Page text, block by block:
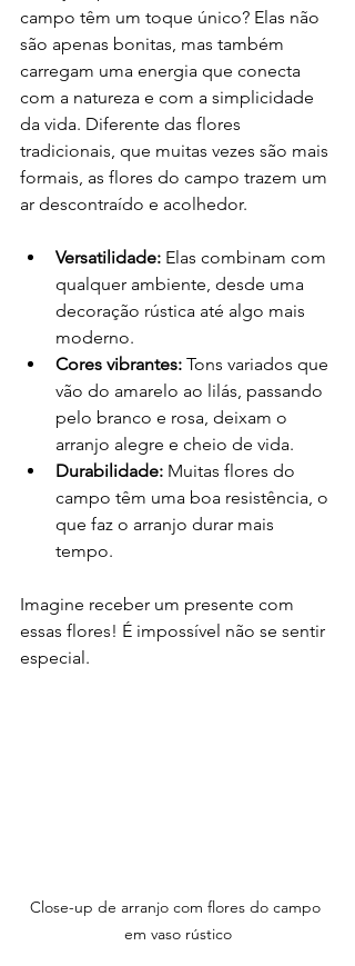
campo têm um toque único? Elas não
são apenas bonitas, mas também
carregam uma energia que conecta
com a natureza e com a simplicidade
da vida. Diferente das flores
tradicionais, que muitas vezes são mais
formais, as flores do campo trazem um
ar descontraído e acolhedor.
Versatilidade: Elas combinam com
qualquer ambiente, desde uma
decoração rústica até algo mais
moderno.
Cores vibrantes: Tons variados que
vão do amarelo ao lilás, passando
pelo branco e rosa, deixam o
arranjo alegre e cheio de vida.
Durabilidade: Muitas flores do
campo têm uma boa resistência, o
que faz o arranjo durar mais
tempo.
Imagine receber um presente com
essas flores! É impossível não se sentir
especial.
Close-up de arranjo com flores do campo
em vaso rústico